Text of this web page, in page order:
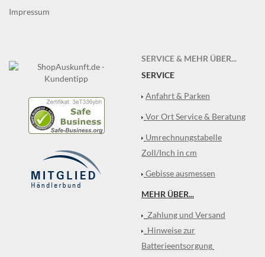
Impressum
SERVICE & MEHR ÜBER...
SERVICE
Anfahrt & Parken
Vor Ort Service & Beratung
Umrechnungstabelle
Zoll/Inch in cm
Gebisse ausmessen
MEHR ÜBER...
Zahlung und Versand
Hinweise zur
Batterieentsorgung